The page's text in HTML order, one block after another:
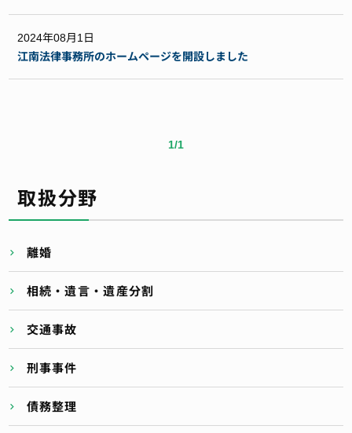
2024年08月1日
江南法律事務所のホームページを開設しました
1/1
取扱分野
離婚
相続・遺言・遺産分割
交通事故
刑事事件
債務整理